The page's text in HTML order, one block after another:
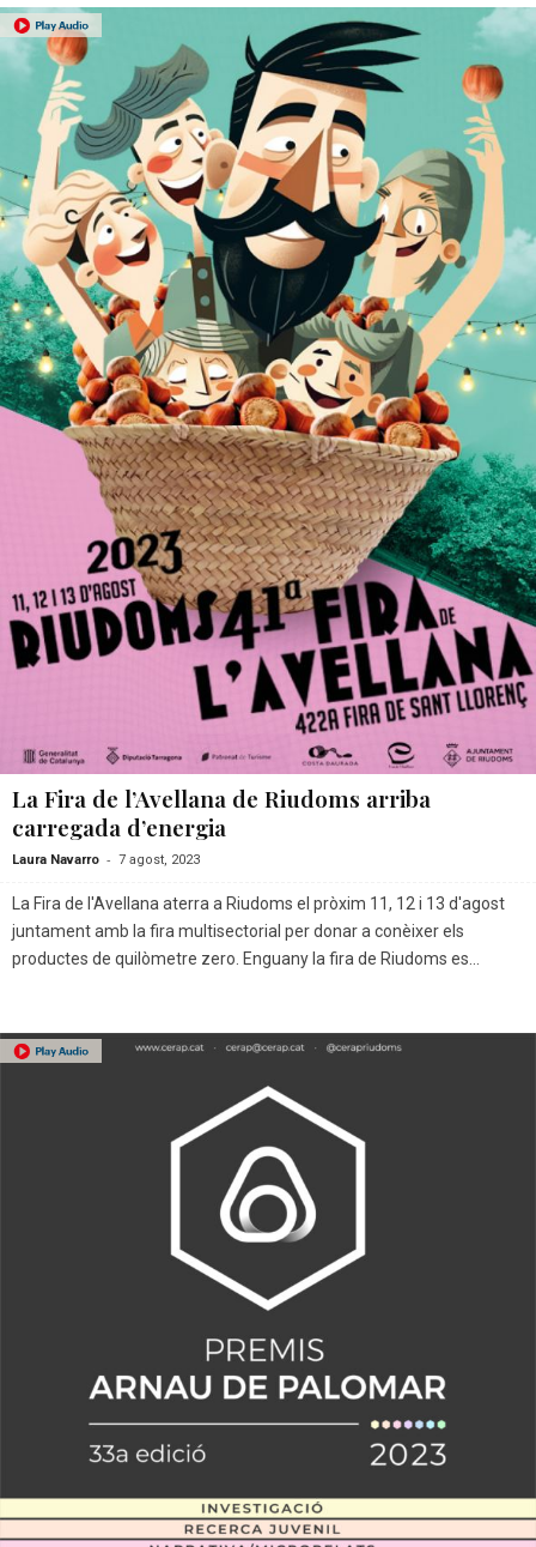
La Fira de l’Avellana de Riudoms arriba
carregada d’energia
Laura Navarro - 7 agost, 2023
La Fira de l'Avellana aterra a Riudoms el pròxim 11, 12 i 13 d'agost
juntament amb la fira multisectorial per donar a conèixer els
productes de quilòmetre zero. Enguany la fira de Riudoms es...